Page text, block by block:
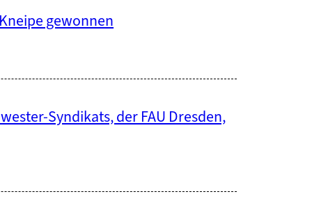
gewonnen
Syndikats, der FAU Dresden,